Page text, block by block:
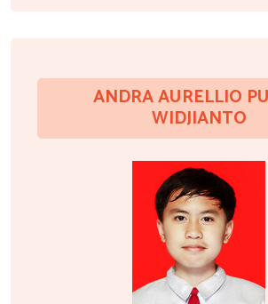
ANDRA AURELLIO
WIDJIANTO